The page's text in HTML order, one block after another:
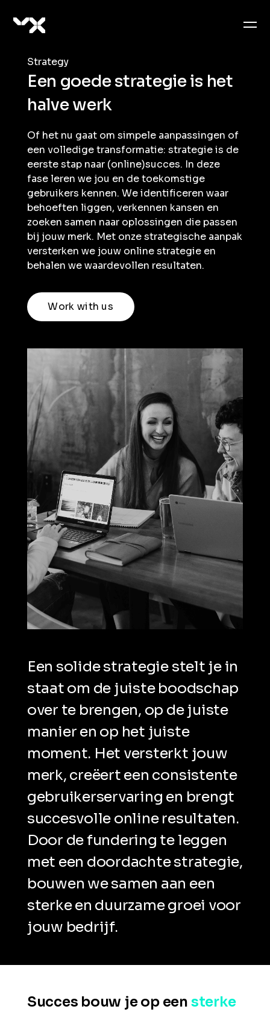
Strategy
Een goedestrategieis het
halvewerk
Of het nu gaat om simpele aanpassingen of
een volledige transformatie: strategie is de
eerste stap naar (online)succes. In deze
fase leren we jou en de toekomstige
gebruikers kennen. We identificeren waar
behoeften liggen, verkennen kansen en
zoeken samen naar oplossingen die passen
bij jouw merk. Met onze strategische aanpak
versterken we jouw online strategie en
behalen we waardevollen resultaten.
Work with us
Een solide strategie stelt je in
staat om de juiste boodschap
over te brengen, op de juiste
manier en op het juiste
moment. Het versterkt jouw
merk, creëert een consistente
gebruikerservaring en brengt
succesvolle online resultaten.
Door de fundering te leggen
met een doordachte strategie,
bouwen we samen aan een
sterke en duurzame groei voor
jouw bedrijf.
Succes bouw je op een sterke